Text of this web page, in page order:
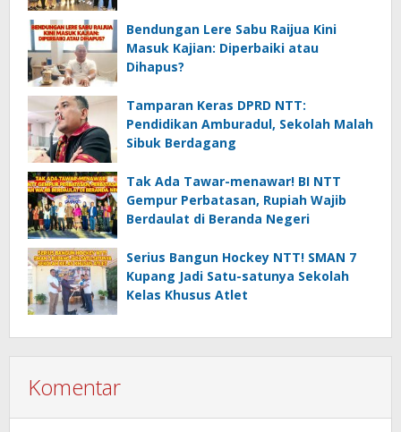
Bendungan Lere Sabu Raijua Kini
Masuk Kajian: Diperbaiki atau
Dihapus?
Tamparan Keras DPRD NTT:
Pendidikan Amburadul, Sekolah Malah
Sibuk Berdagang
Tak Ada Tawar-menawar! BI NTT
Gempur Perbatasan, Rupiah Wajib
Berdaulat di Beranda Negeri
Serius Bangun Hockey NTT! SMAN 7
Kupang Jadi Satu-satunya Sekolah
Kelas Khusus Atlet
Komentar